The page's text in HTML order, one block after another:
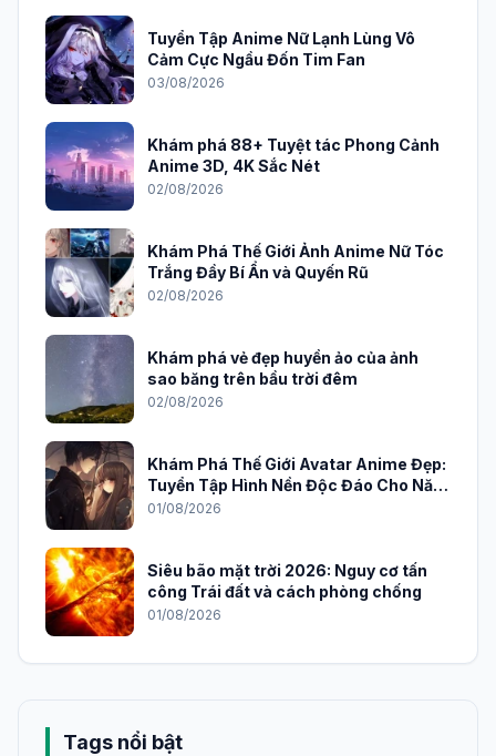
Tuyển Tập Anime Nữ Lạnh Lùng Vô
Cảm Cực Ngầu Đốn Tim Fan
03/08/2026
Khám phá 88+ Tuyệt tác Phong Cảnh
Anime 3D, 4K Sắc Nét
02/08/2026
Khám Phá Thế Giới Ảnh Anime Nữ Tóc
Trắng Đầy Bí Ẩn và Quyến Rũ
02/08/2026
Khám phá vẻ đẹp huyền ảo của ảnh
sao băng trên bầu trời đêm
02/08/2026
Khám Phá Thế Giới Avatar Anime Đẹp:
Tuyển Tập Hình Nền Độc Đáo Cho Năm
2026
01/08/2026
Siêu bão mặt trời 2026: Nguy cơ tấn
công Trái đất và cách phòng chống
01/08/2026
Tags nổi bật